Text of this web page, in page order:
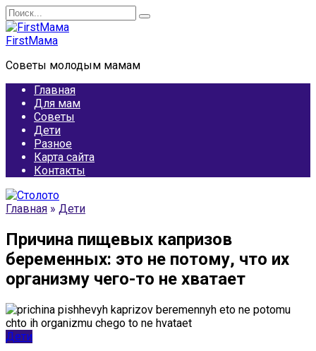
Перейти
к
содержанию
Search
for:
FirstМама
Советы молодым мамам
Главная
Для мам
Советы
Дети
Разное
Карта сайта
Контакты
Главная » Дети
Причина пищевых капризов
беременных: это не потому, что их
организму чего-то не хватает
Дети